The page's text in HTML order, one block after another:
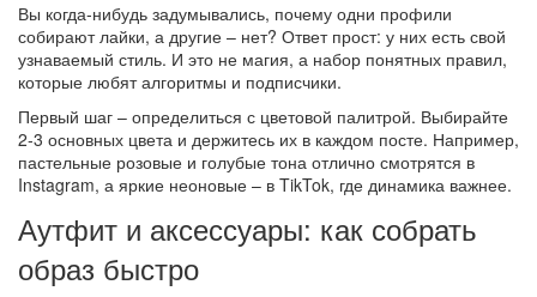
Вы когда‑нибудь задумывались, почему одни профили
собирают лайки, а другие – нет? Ответ прост: у них есть свой
узнаваемый стиль. И это не магия, а набор понятных правил,
которые любят алгоритмы и подписчики.
Первый шаг – определиться с цветовой палитрой. Выбирайте
2‑3 основных цвета и держитесь их в каждом посте. Например,
пастельные розовые и голубые тона отлично смотрятся в
Instagram, а яркие неоновые – в TikTok, где динамика важнее.
Аутфит и аксессуары: как собрать
образ быстро